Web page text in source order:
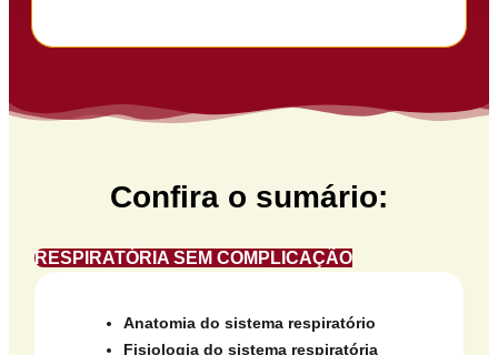
Confira o sumário:
RESPIRATÓRIA SEM COMPLICAÇÃO
Anatomia do sistema respiratório
Fisiologia do sistema respiratória